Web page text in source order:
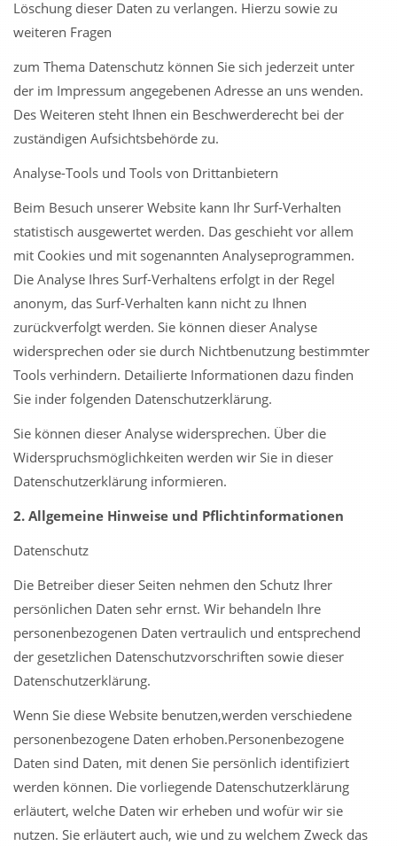
Löschung dieser Daten zu verlangen. Hierzu sowie zu
weiteren Fragen
zum Thema Datenschutz können Sie sich jederzeit unter
der im Impressum angegebenen Adresse an uns wenden.
Des Weiteren steht Ihnen ein Beschwerderecht bei der
zuständigen Aufsichtsbehörde zu.
Analyse-Tools und Tools von Drittanbietern
Beim Besuch unserer Website kann Ihr Surf-Verhalten
statistisch ausgewertet werden. Das geschieht vor allem
mit Cookies und mit sogenannten Analyseprogrammen.
Die Analyse Ihres Surf-Verhaltens erfolgt in der Regel
anonym, das Surf-Verhalten kann nicht zu Ihnen
zurückverfolgt werden. Sie können dieser Analyse
widersprechen oder sie durch Nichtbenutzung bestimmter
Tools verhindern. Detailierte Informationen dazu finden
Sie inder folgenden Datenschutzerklärung.
Sie können dieser Analyse widersprechen. Über die
Widerspruchsmöglichkeiten werden wir Sie in dieser
Datenschutzerklärung informieren.
2. Allgemeine Hinweise und Pflichtinformationen
Datenschutz
Die Betreiber dieser Seiten nehmen den Schutz Ihrer
persönlichen Daten sehr ernst. Wir behandeln Ihre
personenbezogenen Daten vertraulich und entsprechend
der gesetzlichen Datenschutzvorschriften sowie dieser
Datenschutzerklärung.
Wenn Sie diese Website benutzen,werden verschiedene
personenbezogene Daten erhoben.Personenbezogene
Daten sind Daten, mit denen Sie persönlich identifiziert
werden können. Die vorliegende Datenschutzerklärung
erläutert, welche Daten wir erheben und wofür wir sie
nutzen. Sie erläutert auch, wie und zu welchem Zweck das